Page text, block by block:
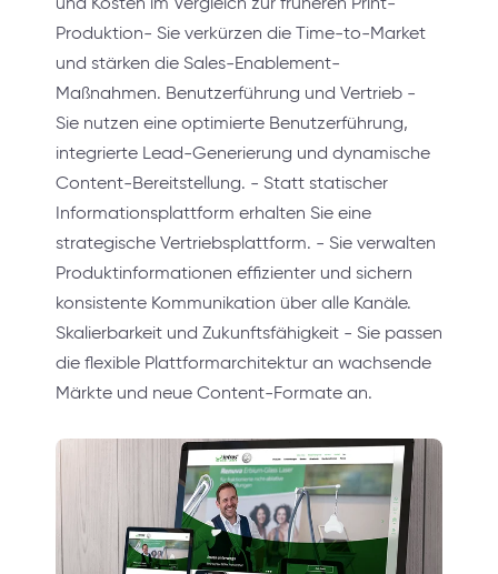
Produktion- Sie verkürzen die Time-to-Market
und stärken die Sales-Enablement-
Maßnahmen. Benutzerführung und Vertrieb -
Sie nutzen eine optimierte Benutzerführung,
integrierte Lead-Generierung und dynamische
Content-Bereitstellung. - Statt statischer
Informationsplattform erhalten Sie eine
strategische Vertriebsplattform. - Sie verwalten
Produktinformationen effizienter und sichern
konsistente Kommunikation über alle Kanäle.
Skalierbarkeit und Zukunftsfähigkeit - Sie passen
die flexible Plattformarchitektur an wachsende
Märkte und neue Content-Formate an.